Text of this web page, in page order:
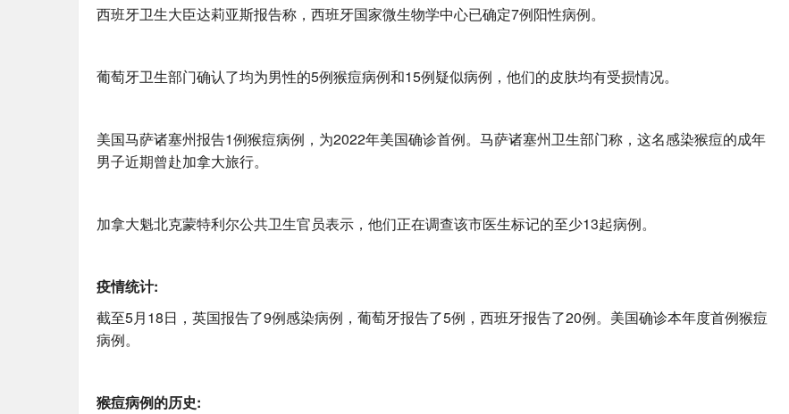
西班牙卫生大臣达莉亚斯报告称，西班牙国家微生物学中心已确定7例阳性病例。
葡萄牙卫生部门确认了均为男性的5例猴痘病例和15例疑似病例，他们的皮肤均有受损情况。
美国马萨诸塞州报告1例猴痘病例，为2022年美国确诊首例。马萨诸塞州卫生部门称，这名感染猴痘的成年
男子近期曾赴加拿大旅行。
加拿大魁北克蒙特利尔公共卫生官员表示，他们正在调查该市医生标记的至少13起病例。
疫情统计:
截至5月18日，英国报告了9例感染病例，葡萄牙报告了5例，西班牙报告了20例。美国确诊本年度首例猴痘
病例。
猴痘病例的历史: